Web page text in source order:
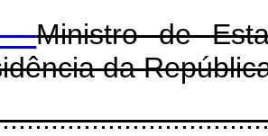
-Ministro de
da